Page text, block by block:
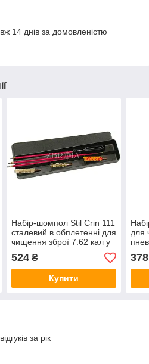
14 днів за домовленістю
Набір-шомпол Stil Crin 111
сталевий в обплетенні для
чищення зброї 7.62 кал у
пластиковому кейсі
524₴
Купити
для
1/8
378
за рік